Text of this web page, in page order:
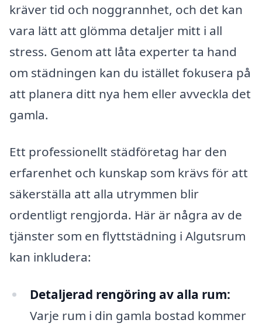
kräver tid och noggrannhet, och det kan
vara lätt att glömma detaljer mitt i all
stress. Genom att låta experter ta hand
om städningen kan du istället fokusera på
att planera ditt nya hem eller avveckla det
gamla.
Ett professionellt städföretag har den
erfarenhet och kunskap som krävs för att
säkerställa att alla utrymmen blir
ordentligt rengjorda. Här är några av de
tjänster som en flyttstädning i Algutsrum
kan inkludera:
Detaljerad rengöring av alla rum:
Varje rum i din gamla bostad kommer